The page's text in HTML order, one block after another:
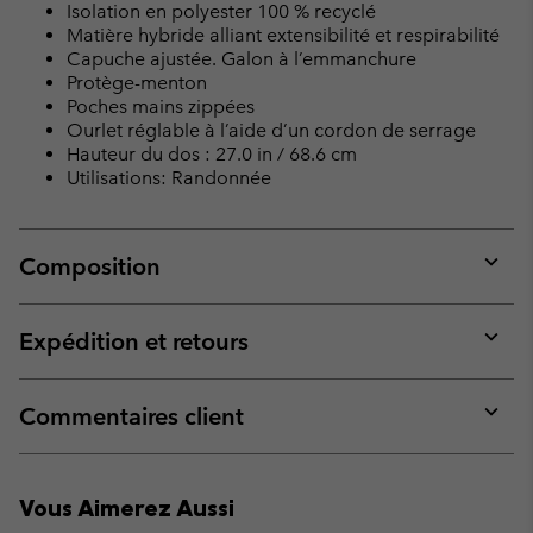
Isolation en polyester 100 % recyclé
Matière hybride alliant extensibilité et respirabilité
Capuche ajustée. Galon à l’emmanchure
Protège-menton
Poches mains zippées
Ourlet réglable à l’aide d’un cordon de serrage
Hauteur du dos : 27.0 in / 68.6 cm
Utilisations: Randonnée
Composition
or
Expédition et retours
or
Commentaires client
or
Vous Aimerez Aussi